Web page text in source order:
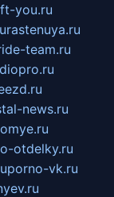
you.ru
rastenuya.ru
team.ru
news.ru
otdelky.ru
porno-vk.ru